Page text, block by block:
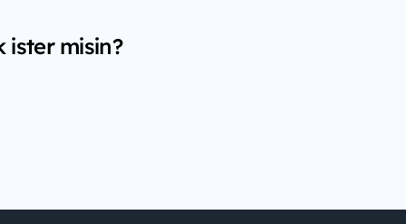
ister misin?